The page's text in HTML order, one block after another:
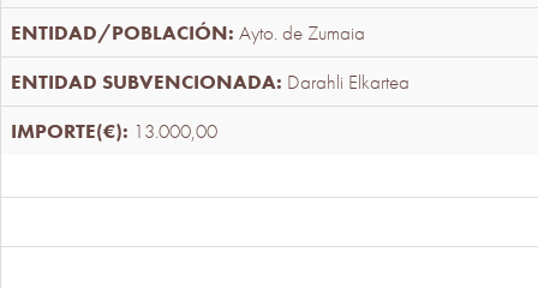
Ayto. de Zumaia
Darahli Elkartea
13.000,00